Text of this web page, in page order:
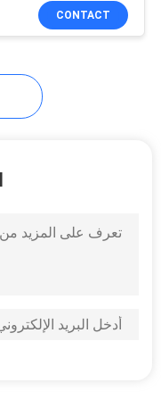
فارز
8
CONTACT